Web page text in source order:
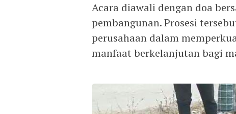
Acara diawali dengan doa
pembangunan. Prosesi
perusahaan dalam
manfaat berkelanjutan bagi